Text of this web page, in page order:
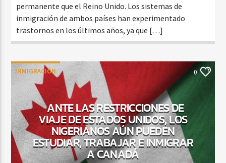
permanente que el Reino Unido. Los sistemas de
inmigración de ambos países han experimentado
trastornos en los últimos años, ya que […]
INMIGRACIÓN 0
ANTE LAS RESTRICCIONES DE
VIAJE DE ESTADOS UNIDOS, LOS
NIGERIANOS AÚN PUEDEN
ESTUDIAR, TRABAJAR E INMIGRAR
A CANADÁ